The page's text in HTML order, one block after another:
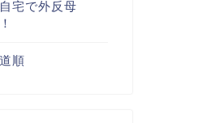
宅で外反母
順